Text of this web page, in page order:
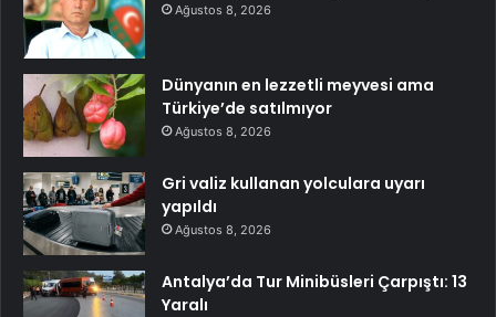
Ağustos 8, 2026
Dünyanın en lezzetli meyvesi ama
Türkiye’de satılmıyor
Ağustos 8, 2026
Gri valiz kullanan yolculara uyarı
yapıldı
Ağustos 8, 2026
Antalya’da Tur Minibüsleri Çarpıştı: 13
Yaralı